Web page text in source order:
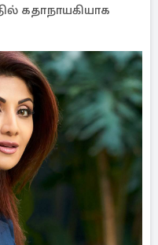
கதாநாயகியாக